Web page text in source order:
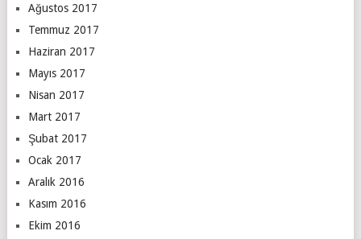
Ağustos 2017
Temmuz 2017
Haziran 2017
Mayıs 2017
Nisan 2017
Mart 2017
Şubat 2017
Ocak 2017
Aralık 2016
Kasım 2016
Ekim 2016